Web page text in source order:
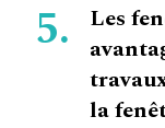
Les
la